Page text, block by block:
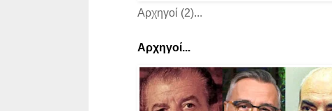
Αρχηγοί (2)...
Αρχηγοί...